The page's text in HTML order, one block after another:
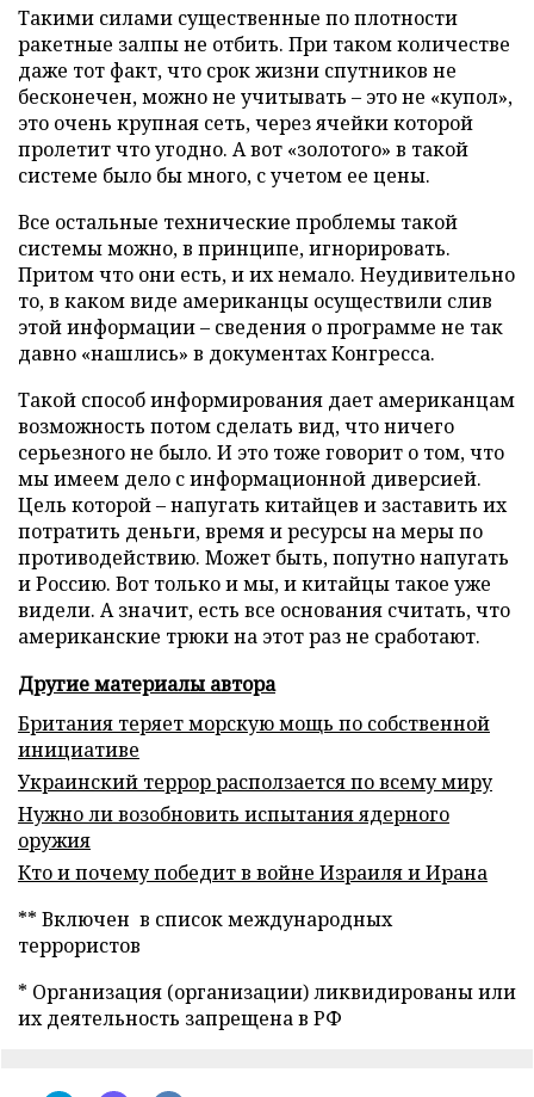
Такими силами существенные по плотности
ракетные залпы не отбить. При таком количестве
даже тот факт, что срок жизни спутников не
бесконечен, можно не учитывать – это не «купол»,
это очень крупная сеть, через ячейки которой
пролетит что угодно. А вот «золотого» в такой
системе было бы много, с учетом ее цены.
Все остальные технические проблемы такой
системы можно, в принципе, игнорировать.
Притом что они есть, и их немало. Неудивительно
то, в каком виде американцы осуществили слив
этой информации – сведения о программе не так
давно «нашлись» в документах Конгресса.
Такой способ информирования дает американцам
возможность потом сделать вид, что ничего
серьезного не было. И это тоже говорит о том, что
мы имеем дело с информационной диверсией.
Цель которой – напугать китайцев и заставить их
потратить деньги, время и ресурсы на меры по
противодействию. Может быть, попутно напугать
и Россию. Вот только и мы, и китайцы такое уже
видели. А значит, есть все основания считать, что
американские трюки на этот раз не сработают.
Другие материалы автора
Британия теряет морскую мощь по собственной
инициативе
Украинский террор расползается по всему миру
Нужно ли возобновить испытания ядерного
оружия
Кто и почему победит в войне Израиля и Ирана
** Включен в список международных
террористов
* Организация (организации) ликвидированы или
их деятельность запрещена в РФ